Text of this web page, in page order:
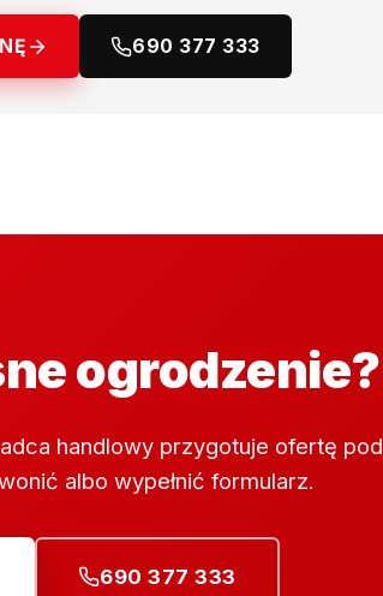
690 377 333
ogrodzenie?
handlowy przygotuje ofertę pod
albo wypełnić formularz.
690 377 333